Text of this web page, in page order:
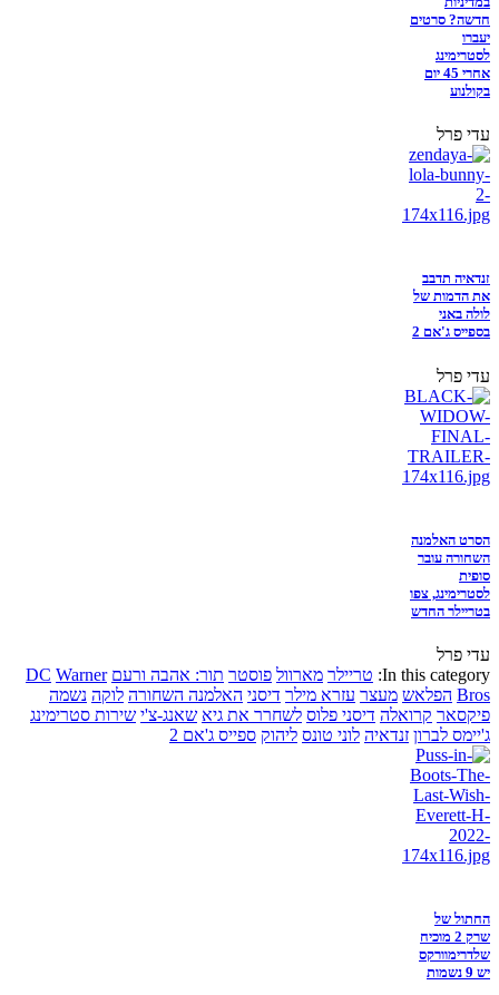
חדשה? סרטים
יעברו
לסטרימינג
אחרי 45 יום
בקולנוע
עדי פרל
זנדאיה תדבב
את הדמות של
לולה באני
בספייס ג'אם 2
עדי פרל
הסרט האלמנה
השחורה עובר
סופית
לסטרימינג, צפו
בטריילר החדש
עדי פרל
In this category: טריילר מארוול פוסטר תור: אהבה ורעם DC Warner
Bros הפלאש מעצר עזרא מילר דיסני האלמנה השחורה לוקה נשמה
פיקסאר קרואלה דיסני פלוס לשחרר את גיא שאנג-צ'י שירות סטרימינג
ג'יימס לברון זנדאיה לוני טונס ליהוק ספייס ג'אם 2
החתול של
שרק 2 מוכיח
שלדרימוורקס
יש 9 נשמות